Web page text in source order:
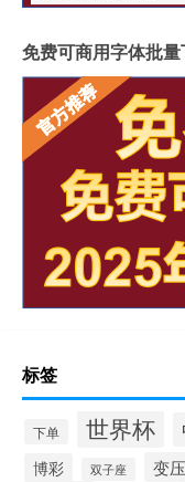
免费可商用字体批
标签
下单 世界杯
博彩 双子座 变